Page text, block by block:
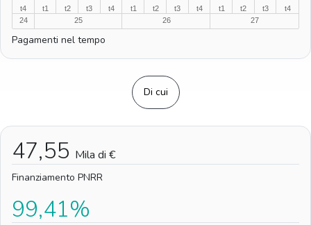
t4
24
t1
25
t2 t3 t4
t1
26
t2 t3 t4
t1
27
t2 t3 t4
Pagamenti nel tempo
Di cui
47,55 Mila di €
Finanziamento PNRR
99,41%